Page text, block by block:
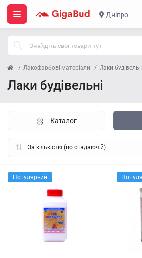
Дніпро
Лакофарбові матеріали Лаки
Лаки будівельні
Каталог
Популярний